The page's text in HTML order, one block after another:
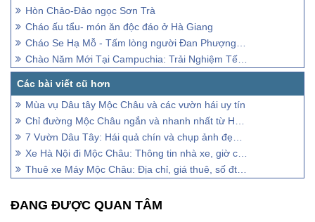
Hòn Chảo-Đảo ngọc Sơn Trà
Cháo ấu tẩu- món ăn độc đáo ở Hà Giang
Cháo Se Hạ Mỗ - Tấm lòng người Đan Phượng ấm lòng du khách
Chào Năm Mới Tại Campuchia: Trải Nghiệm Tết Độc Đáo
Mùa vụ Dâu tây Mộc Châu và các vườn hái uy tín
Chỉ đường Mộc Châu ngắn và nhanh nhất từ Hà Nội
7 Vườn Dâu Tây: Hái quả chín và chụp ảnh đẹp nhất
Xe Hà Nội đi Mộc Châu: Thông tin nhà xe, giờ chạy, giá vé
Thuê xe Máy Mộc Châu: Địa chỉ, giá thuê, số đt liên hệ
ĐANG ĐƯỢC QUAN TÂM